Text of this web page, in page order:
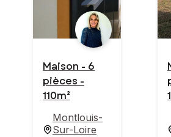
Maison - 6
pièces -
110m²
Montlouis-
Sur-Loire